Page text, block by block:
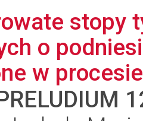
stopy
o
w